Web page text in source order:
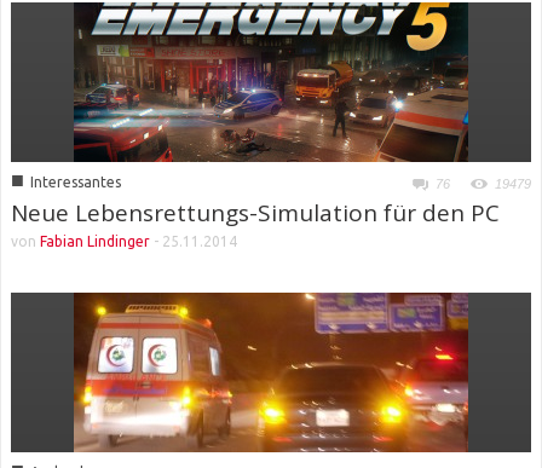
■ Interessantes 76 19479
Neue Lebensrettungs-Simulation für den PC
von Fabian Lindinger - 25.11.2014